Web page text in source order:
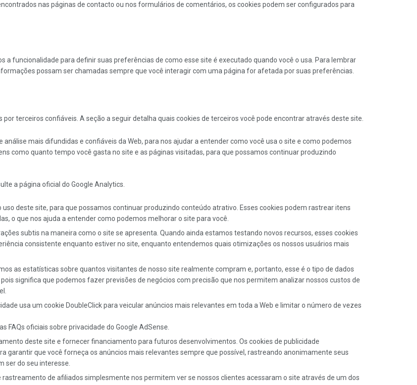
nas páginas de contacto ou nos formulários de comentários, os cookies podem ser configurados para
funcionalidade para definir suas preferências de como esse site é executado quando você o usa. Para lembrar
possam ser chamadas sempre que você interagir com uma página for afetada por suas preferências.
terceiros confiáveis. A seção a seguir detalha quais cookies de terceiros você pode encontrar através deste site.
análise mais difundidas e confiáveis ​​da Web, para nos ajudar a entender como você usa o site e como podemos
como quanto tempo você gasta no site e as páginas visitadas, para que possamos continuar produzindo
a página oficial do Google Analytics.
deste site, para que possamos continuar produzindo conteúdo atrativo. Esses cookies podem rastrear itens
o que nos ajuda a entender como podemos melhorar o site para você.
subtis na maneira como o site se apresenta. Quando ainda estamos testando novos recursos, esses cookies
consistente enquanto estiver no site, enquanto entendemos quais otimizações os nossos usuários mais
as estatísticas sobre quantos visitantes de nosso site realmente compram e, portanto, esse é o tipo de dados
significa que podemos fazer previsões de negócios com precisão que nos permitem analizar nossos custos de
usa um cookie DoubleClick para veicular anúncios mais relevantes em toda a Web e limitar o número de vezes
FAQs oficiais sobre privacidade do Google AdSense.
deste site e fornecer financiamento para futuros desenvolvimentos. Os cookies de publicidade
garantir que você forneça os anúncios mais relevantes sempre que possível, rastreando anonimamente seus
ser do seu interesse.
de afiliados simplesmente nos permitem ver se nossos clientes acessaram o site através de um dos